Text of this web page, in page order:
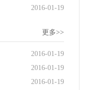
2016-01-19
更多>>
2016-01-19
2016-01-19
2016-01-19